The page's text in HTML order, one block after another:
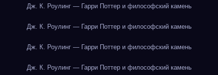
Дж. К. Роулинг — Гарри Поттер и философский камень
Дж. К. Роулинг — Гарри Поттер и философский камень
Дж. К. Роулинг — Гарри Поттер и философский камень
Дж. К. Роулинг — Гарри Поттер и философский камень